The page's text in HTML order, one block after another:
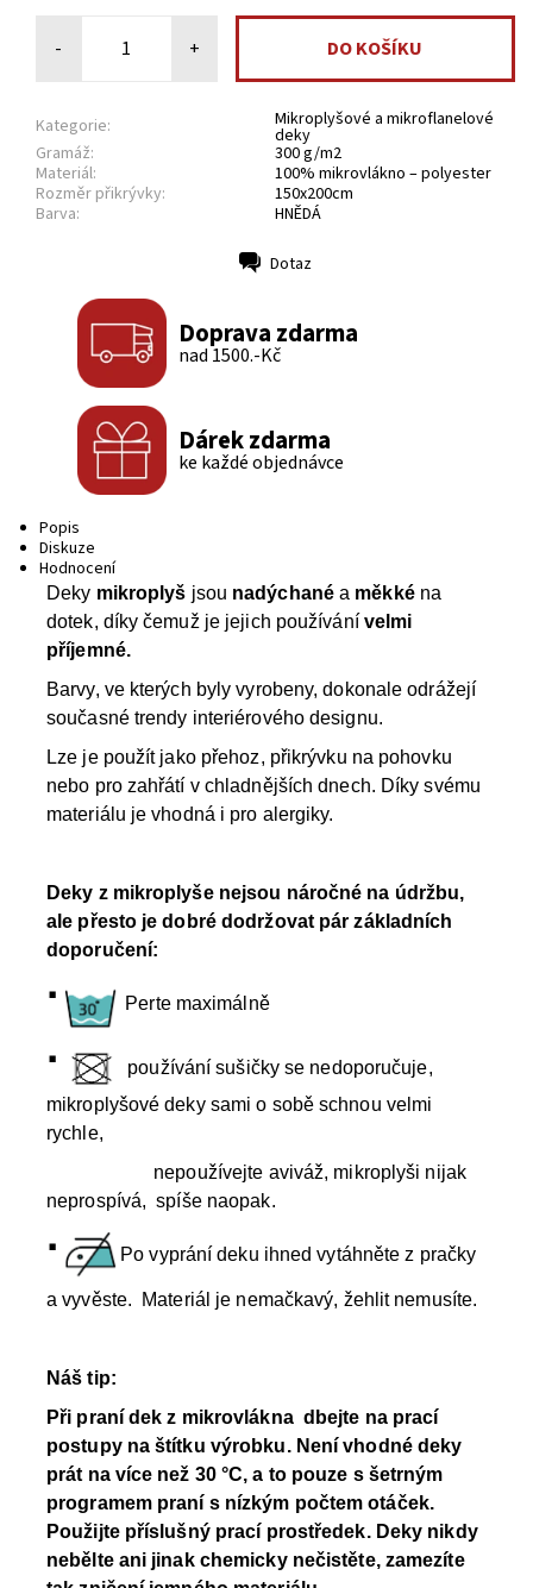
- +
Kategorie: Mikroplyšové a mikroflanelové
deky
Gramáž:
300 g/m2
Materiál:
100% mikrovlákno – polyester
Rozměr přikrývky:
150x200cm
Barva:
HNĚDÁ
Dotaz
Doprava zdarma
nad 1500.-Kč
Dárek zdarma
ke každé objednávce
Popis
Diskuze
Hodnocení
Deky mikroplyš jsou nadýchanéa měkkéna
dotek, díky čemuž je jejich používání velmi
příjemné.
Barvy, ve kterých byly vyrobeny, dokonale odrážejí
současné trendy interiérového designu.
Lze je použít jako přehoz, přikrývku na pohovku
nebo pro zahřátí v chladnějších dnech. Díky svému
materiálu je vhodná i pro alergiky.
Deky z mikroplyše nejsou náročné na údržbu,
ale přesto je dobré dodržovat pár základních
doporučení:
· Perte maximálně
·
používání sušičky se nedoporučuje,
mikroplyšové deky sami o sobě schnou velmi
rychle,
nepoužívejte aviváž, mikroplyši nijak
neprospívá, spíše naopak.
· Po vyprání deku ihned vytáhněte z pračky
a vyvěste. Materiál je nemačkavý, žehlit nemusíte.
Náš tip:
Při praní dek z mikrovlákna dbejte na prací
postupy na štítku výrobku. Není vhodné deky
prát na více než 30 °C, a to pouze s šetrným
programem praní s nízkým počtem otáček.
Použijte příslušný prací prostředek. Deky nikdy
nebělte ani jinak chemicky nečistěte, zamezíte